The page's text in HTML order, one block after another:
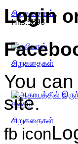
சிறுகதைகள்,
Hits:5898
சிறுகதைகள்
சிறுகதைகள்
Login
You
site.
fb icon